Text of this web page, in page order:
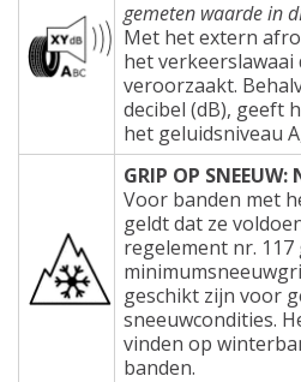
gemeten waarde in
Met het extern
het verkeerslawaai
veroorzaakt.
decibel (dB), geeft
het geluidsniveau
GRIP OP SNEEUW:
Voor banden met
geldt dat ze
regelement nr. 117
geschikt zijn voor
sneeuwcondities.
vinden op
banden.